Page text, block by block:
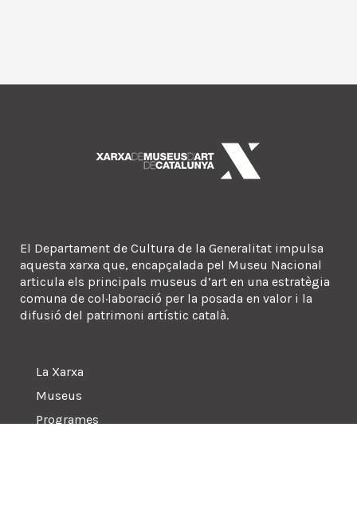
El Departament de Cultura de la Generalitat impulsa
aquesta xarxa que, encapçalada pel Museu Nacional
articula els principals museus d’art en una estratègia
comuna de col·laboració per la posada en valor i la
difusió del patrimoni artístic català.
La Xarxa
Museus
Programes